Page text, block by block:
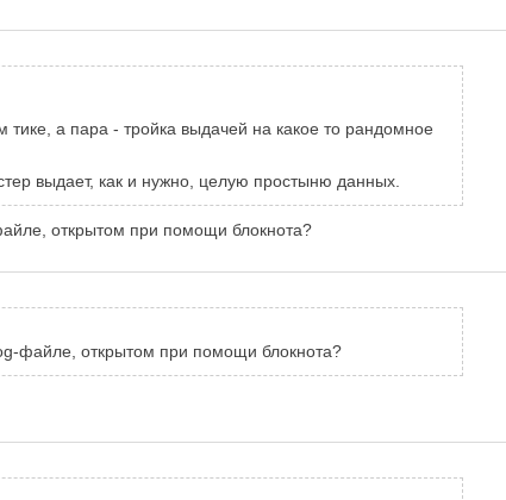
а пара - тройка выдачей на какое то рандомное
выдает, как и нужно, целую простыню данных.
открытом при помощи блокнота?
файле, открытом при помощи блокнота?